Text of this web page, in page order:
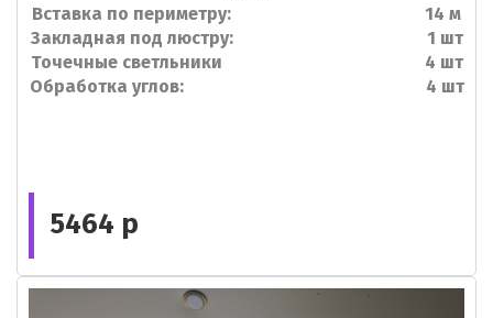
Вставка по периметру: 14 м
Закладная под люстру: 1 шт
Точечные светльники 4 шт
Обработка углов: 4 шт
5464 р